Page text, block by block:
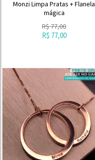
Monzi Limpa Pratas + Flanela
mágica
R$77,00
R$ 77,00